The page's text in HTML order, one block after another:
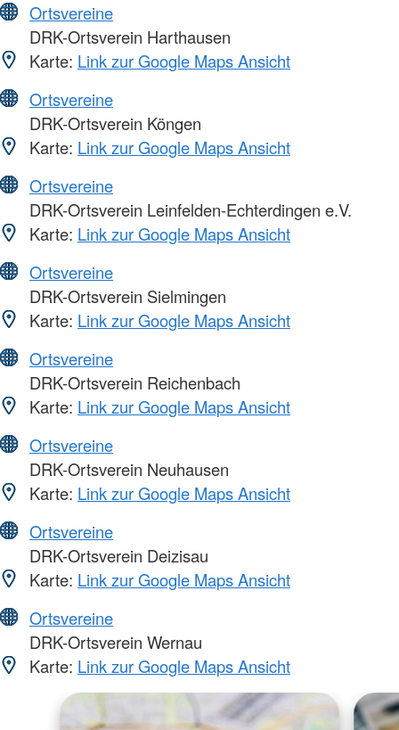
Ortsvereine
DRK-Ortsverein Harthausen
Karte: Link zur Google Maps Ansicht
Ortsvereine
DRK-Ortsverein Köngen
Karte: Link zur Google Maps Ansicht
Ortsvereine
DRK-Ortsverein Leinfelden-Echterdingen e.V.
Karte: Link zur Google Maps Ansicht
Ortsvereine
DRK-Ortsverein Sielmingen
Karte: Link zur Google Maps Ansicht
Ortsvereine
DRK-Ortsverein Reichenbach
Karte: Link zur Google Maps Ansicht
Ortsvereine
DRK-Ortsverein Neuhausen
Karte: Link zur Google Maps Ansicht
Ortsvereine
DRK-Ortsverein Deizisau
Karte: Link zur Google Maps Ansicht
Ortsvereine
DRK-Ortsverein Wernau
Karte: Link zur Google Maps Ansicht